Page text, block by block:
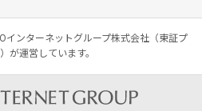
インターネットグループ株式会社（東証プ
が運営しています。